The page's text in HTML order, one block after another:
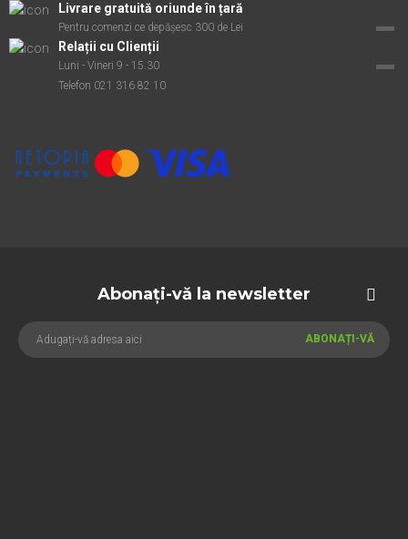
Livrare gratuită oriunde în țară
Pentru comenzi ce depășesc 300 de Lei
Relații cu Clienții
Luni - Vineri 9 - 15.30
Telefon 021 316 82 10
Abonați-vă la newsletter
ABONAȚI-VĂ